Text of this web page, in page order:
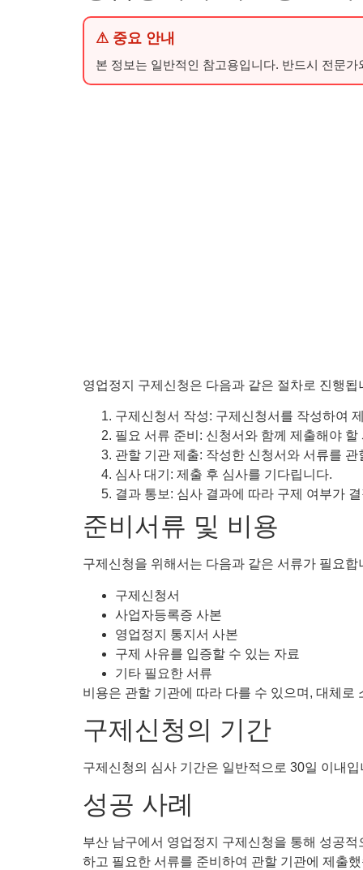
⚠ 중요 안내
본 정보는 일반적인 참고용입니다. 반드시 전문가
영업정지 구제신청은 다음과 같은 절차로 진행됩
구제신청서 작성: 구제신청서를 작성하여
필요 서류 준비: 신청서와 함께 제출해야
관할 기관 제출: 작성한 신청서와 서류를
심사 대기: 제출 후 심사를 기다립니다.
결과 통보: 심사 결과에 따라 구제 여부가
준비서류 및 비용
구제신청을 위해서는 다음과 같은 서류가 필요합
구제신청서
사업자등록증 사본
영업정지 통지서 사본
구제 사유를 입증할 수 있는 자료
기타 필요한 서류
비용은 관할 기관에 따라 다를 수 있으며, 대체
구제신청의 기간
구제신청의 심사 기간은 일반적으로 30일 이내
성공 사례
부산 남구에서 영업정지 구제신청을 통해 성공
하고 필요한 서류를 준비하여 관할 기관에 제출